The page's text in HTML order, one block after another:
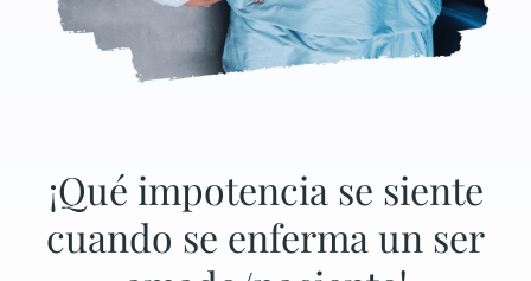
¡Qué impotencia se siente
cuando se enferma un ser